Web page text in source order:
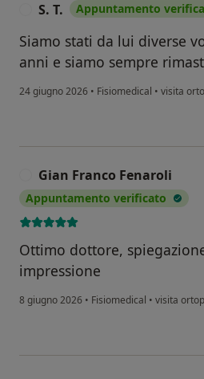
S. T. Appuntamento
Siamo stati da lui diverse
anni e siamo sempre
24 giugno 2026 • Fisiomedical • visita
Gian Franco Fenaroli
Appuntamento verificato
Ottimo dottore,
impressione
8 giugno 2026 • Fisiomedical • visita